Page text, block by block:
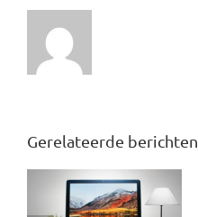
Gerelateerde berichten